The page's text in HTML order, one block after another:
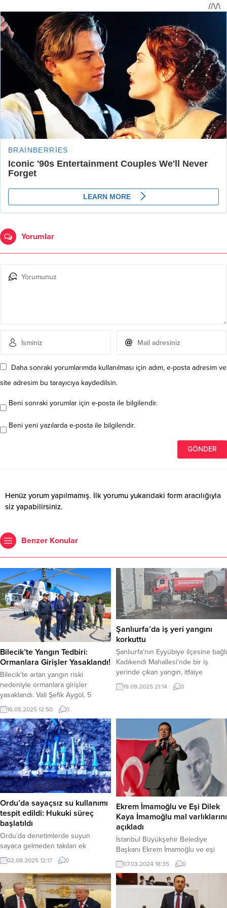
Yorumlar
Daha sonraki yorumlarımda kullanılması için adım, e-posta adresim ve
site adresim bu tarayıcıya kaydedilsin.
Beni sonraki yorumlar için e-posta ile bilgilendir.
Beni yeni yazılarda e-posta ile bilgilendir.
Henüz yorum yapılmamış. İlk yorumu yukarıdaki form aracılığıyla
siz yapabilirsiniz.
Benzer Konular
Bilecik’te Yangın Tedbiri:
Ormanlara Girişler Yasaklandı!
Bilecik’te artan yangın riski
nedeniyle ormanlara girişler
yasaklandı. Vali Şefik Aygöl, 5
Haziran itibarıyla piknik yapmak,
mangal ve ateş yakmanın tamamen
yasaklandığını duyurdu. Bilecik
Valisi Şefik Aygöl, Türkiye’nin en
yeşil illerinden Bilecik’te orman
yangınlarını önlemek için ormanlık
alanlara girişin 5 Haziran itibarıyla
yasaklandığını duyurdu. İlin yüzde
57’sini kaplayan ormanların
16.05.2025 12:50 0
Şanlıurfa’da iş yeri yangını
korkuttu
Şanlıurfa’nın Eyyübiye ilçesine bağlı
Kadıkendi Mahallesi’nde bir iş
yerinde çıkan yangın, itfaiye
ekiplerinin hızlı müdahalesi
sayesinde büyümeden kontrol
ilçesinin Kadıkendi Mahallesi’nde
bulunan bir iş yerinde meydana
geldi. Henüz belirlenemeyen bir
nedenle iş yerinden alevlerin
yükseldiğini gören vatandaşlar,
durumu 112 Acil...
19.09.2025 21:14 0
Ordu’da sayaçsız su kullanımı
tespit edildi: Hukuki süreç
başlatıldı
Ordu’da denetimlerde suyun
sayaca gelmeden takılan ek
borularla başka yere yönlendirildiği
sayacın bypass edildiği, çoklu
kullanım için kaçak bağlantıları ve
eklentiler yapıldığı, sayaçsız su
kullanımı için mekanizma
02.08.2025 12:17 0
Ekrem İmamoğlu ve Eşi Dilek
Kaya İmamoğlu mal varlıklarını
açıkladı
İstanbul Büyükşehir Belediye
Başkanı Ekrem İmamoğlu ve eşi
Dilek Kaya İmamoğlu, 2024 yılı mal
varlığı bildirimlerini kamuoyuna
açıkladı. Bildirimde, çiftin taşınır ve
taşınmaz tüm malları detaylı bir
şekilde yer alıyor. Ekrem
07.03.2024 18:35 0